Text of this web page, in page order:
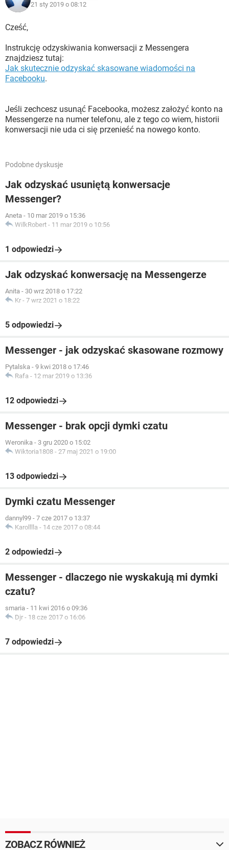
21 sty 2019 o 08:12
Cześć,
Instrukcję odzyskiwania konwersacji z Messengera
znajdziesz tutaj:
Jak skutecznie odzyskać skasowane wiadomości na
Facebooku.
Jeśli zechcesz usunąć Facebooka, możesz założyć konto na
Messengerze na numer telefonu, ale z tego co wiem, historii
konwersacji nie uda ci się przenieść na nowego konto.
Podobne dyskusje
Jak odzyskać usuniętą konwersacje
Messenger?
Aneta - 10 mar 2019 o 15:36
WilkRobert - 11 mar 2019 o 10:56
1 odpowiedzi
Jak odzyskać konwersację na Messengerze
Anita - 30 wrz 2018 o 17:22
Kr - 7 wrz 2021 o 18:22
5 odpowiedzi
Messenger - jak odzyskać skasowane rozmowy
Pytalska - 9 kwi 2018 o 17:46
Rafa - 12 mar 2019 o 13:36
12 odpowiedzi
Messenger - brak opcji dymki czatu
Weronika - 3 gru 2020 o 15:02
Wiktoria1808 - 27 maj 2021 o 19:00
13 odpowiedzi
Dymki czatu Messenger
dannyl99 - 7 cze 2017 o 13:37
Karolllla - 14 cze 2017 o 08:44
2 odpowiedzi
Messenger - dlaczego nie wyskakują mi dymki
czatu?
smaria - 11 kwi 2016 o 09:36
Djr - 18 cze 2017 o 16:06
7 odpowiedzi
ZOBACZ RÓWNIEŻ